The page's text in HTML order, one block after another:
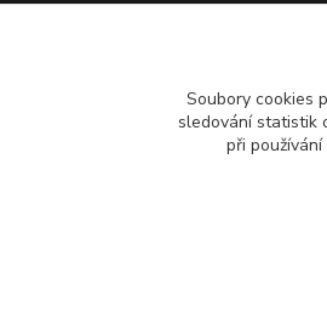
Soubory cookies
sledování statistik
při